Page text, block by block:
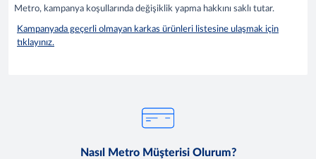
Metro, kampanya koşullarında değişiklik yapma hakkını saklı tutar.
Kampanyada geçerli olmayan karkas ürünleri listesine ulaşmak için
tıklayınız.
Nasıl Metro Müşterisi Olurum?